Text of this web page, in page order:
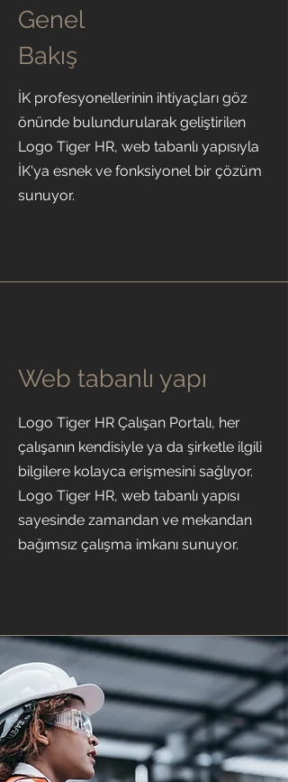
Genel
Bakış
İK profesyonellerinin ihtiyaçları göz
önünde bulundurularak geliştirilen
Logo Tiger HR, web tabanlı yapısıyla
İK'ya esnek ve fonksiyonel bir çözüm
sunuyor.
Web tabanlı yapı
Logo Tiger HR Çalışan Portalı, her
çalışanın kendisiyle ya da şirketle ilgili
bilgilere kolayca erişmesini sağlıyor.
Logo Tiger HR, web tabanlı yapısı
sayesinde zamandan ve mekandan
bağımsız çalışma imkanı sunuyor.